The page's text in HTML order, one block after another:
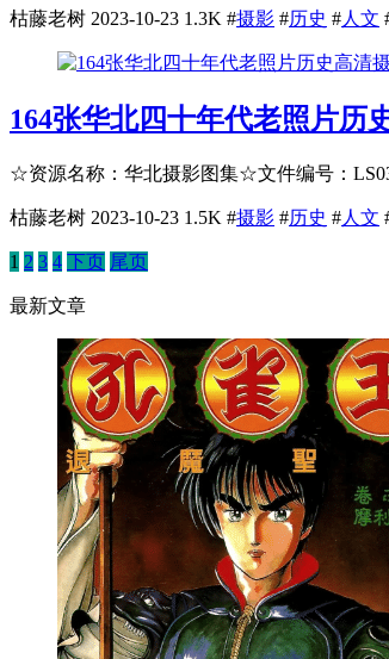
枯藤老树 2023-10-23 1.3K #摄影 #历史 #人文
164张华北四十年代老照片历
☆资源名称：华北摄影图集☆文件编号：
枯藤老树 2023-10-23 1.5K #摄影 #历史 #人文
1 2 3 4 下页 尾页
最新文章